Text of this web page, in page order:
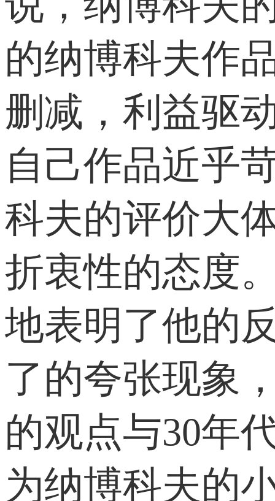
的纳博科夫作
删减，利益驱
自己作品近乎
科夫的评价大
折衷性的态度
地表明了他的
了的夸张现象
的观点与30年
为纳博科夫的